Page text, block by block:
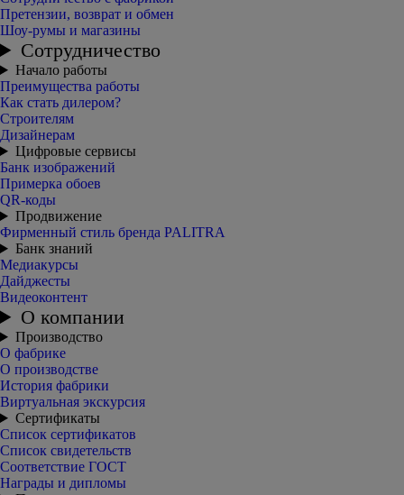
Претензии, возврат и обмен
Шоу-румы и магазины
Сотрудничество
Начало работы
Преимущества работы
Как стать дилером?
Строителям
Дизайнерам
Цифровые сервисы
Банк изображений
Примерка обоев
QR-коды
Продвижение
Фирменный стиль бренда PALITRA
Банк знаний
Медиакурсы
Дайджесты
Видеоконтент
О компании
Производство
О фабрике
О производстве
История фабрики
Виртуальная экскурсия
Сертификаты
Список сертификатов
Список свидетельств
Соответствие ГОСТ
Награды и дипломы